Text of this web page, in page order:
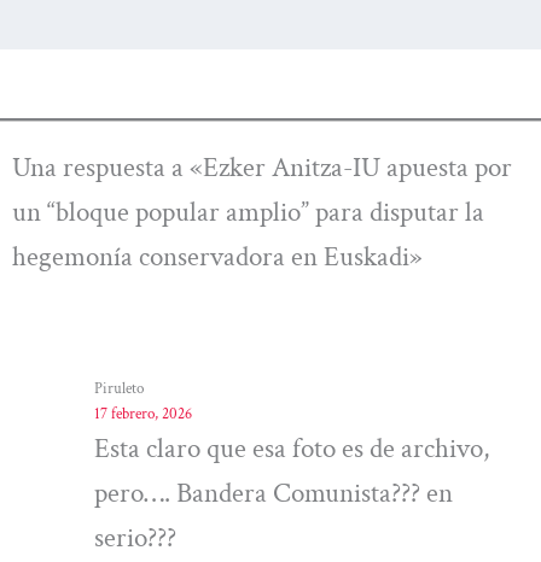
Una respuesta a «Ezker Anitza-IU apuesta por
un “bloque popular amplio” para disputar la
hegemonía conservadora en Euskadi»
Piruleto
17 febrero, 2026
Esta claro que esa foto es de archivo,
pero…. Bandera Comunista??? en
serio???